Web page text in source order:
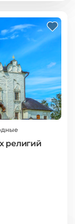
религий